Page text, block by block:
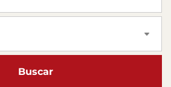
Buscar